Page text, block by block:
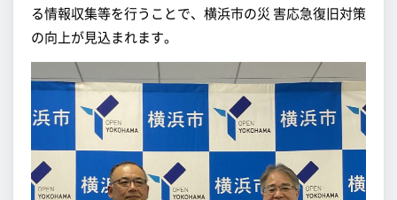
る情報収集等を行うことで、横浜市の災 害応急復旧対策
の向上が見込まれます。